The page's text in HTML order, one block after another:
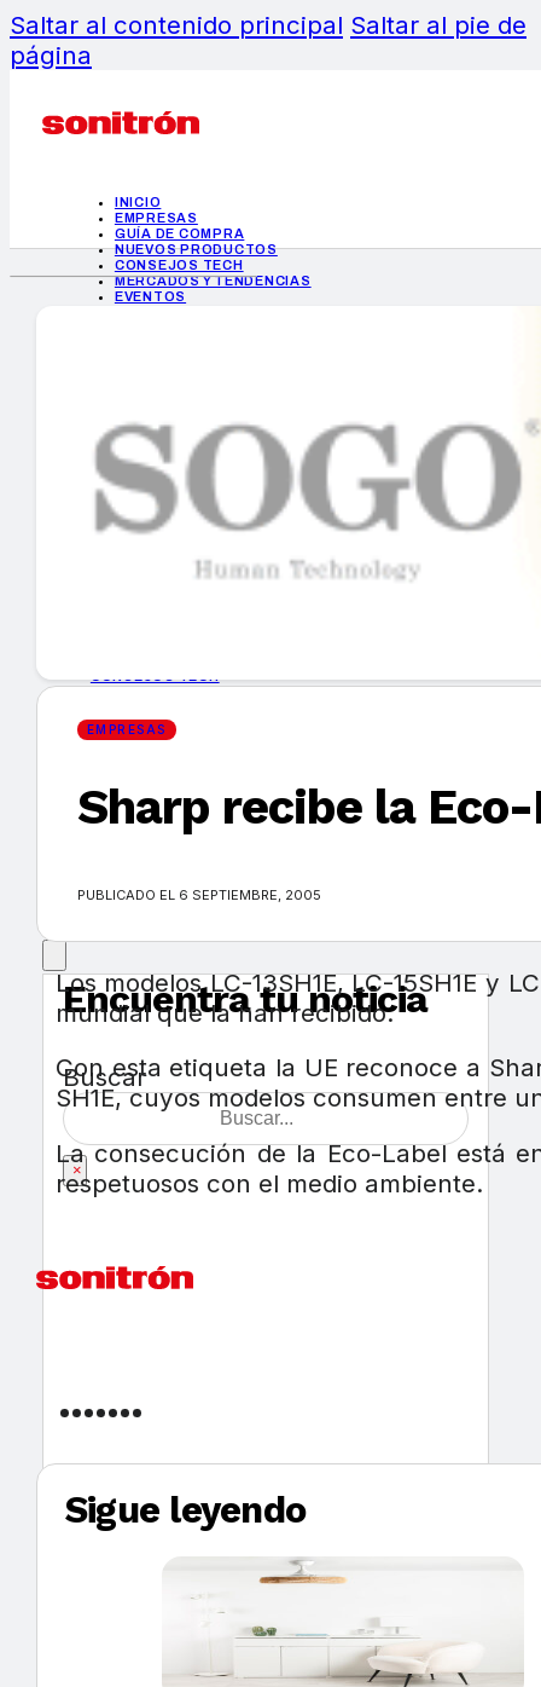
Saltar al contenido principal Saltar al pie de
página
INICIO
EMPRESAS
GUÍA DE COMPRA
NUEVOS PRODUCTOS
CONSEJOS TECH
MERCADOS Y TENDENCIAS
EVENTOS
INICIO
EMPRESAS
GUÍA DE COMPRA
MERCADOS Y TENDENCIAS
EVENTOS
Encuentra tu noticia
Buscar
×
EMPRESAS
Sharp recibe la
PUBLICADO EL 6 SEPTIEMBRE, 2005
Los modelos LC-13SH1E, LC-15SH1E y
mundial que la han recibido.
Con esta etiqueta la UE reconoce a
SH1E, cuyos modelos consumen entre
La consecución de la Eco-Label está
respetuosos con el medio ambiente.
Sigue leyendo